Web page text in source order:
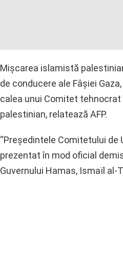
Mişcarea islamistă
de conducere ale Fâşiei
calea unui Comitet
palestinian, relatează AFP.
“Preşedintele Comitetului de
prezentat în mod oficial
Guvernului Hamas, Ismaïl al-